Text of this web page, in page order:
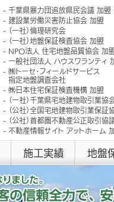
千葉県暴力団追放県民会議 加盟
建設業労働災害防止協会 加盟
（一社）倫理研究会
（一社）地盤保証検査協会 加盟
NPO法人 住宅地盤品質協会 加
一般社団法人 ハウスワランティ
㈱トーセ･フィールドサービス
指定地盤調査会社
㈱日本住宅保証検査機構 加盟
（一社）千葉県宅地建物取引業協
（公社）全国宅地建物取引業保証
（公社）首都圏不動産公正取引協
不動産情報サイト アットホーム
施工実績 地盤